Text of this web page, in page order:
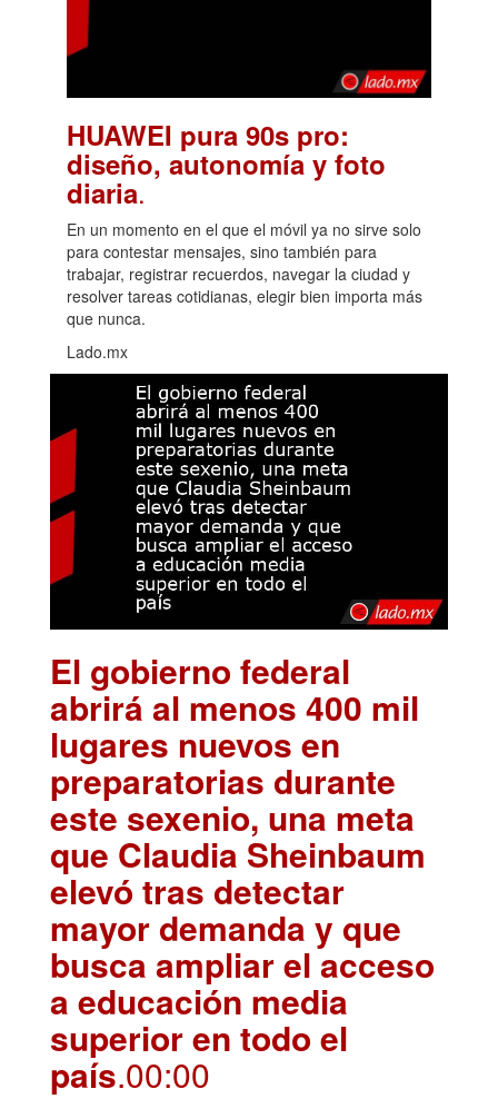
HUAWEI pura 90s pro:
diseño, autonomía y foto
diaria.
En un momento en el que el móvil ya no sirve solo
para contestar mensajes, sino también para
trabajar, registrar recuerdos, navegar la ciudad y
resolver tareas cotidianas, elegir bien importa más
que nunca.
Lado.mx
El gobierno federal
abrirá al menos 400 mil
lugares nuevos en
preparatorias durante
este sexenio, una meta
que Claudia Sheinbaum
elevó tras detectar
mayor demanda y que
busca ampliar el acceso
a educación media
superior en todo el
país.00:00